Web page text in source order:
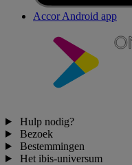
Accor Android app
Hulp nodig?
Bezoek
Bestemmingen
Het ibis-universum